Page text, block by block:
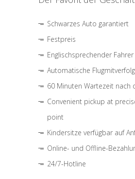
Schwarzes Auto garantiert
Festpreis
Englischsprechender Fahrer
Automatische
60 Minuten Wartezeit nach
Convenient pickup at
point
Kindersitze verfügbar auf
Online- und Offline-
24/7-Hotline